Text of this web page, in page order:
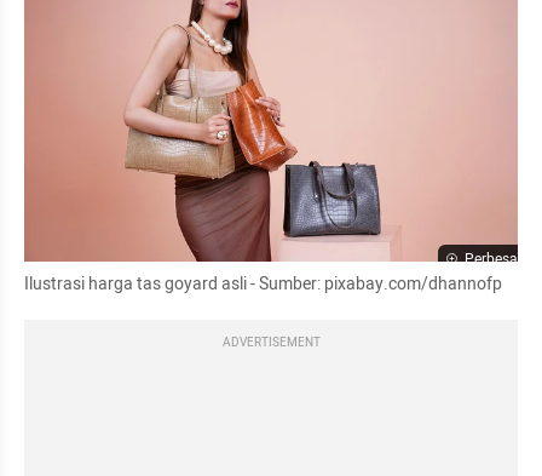
Perbesar
Ilustrasi harga tas goyard asli - Sumber: pixabay.com/dhannofp
ADVERTISEMENT